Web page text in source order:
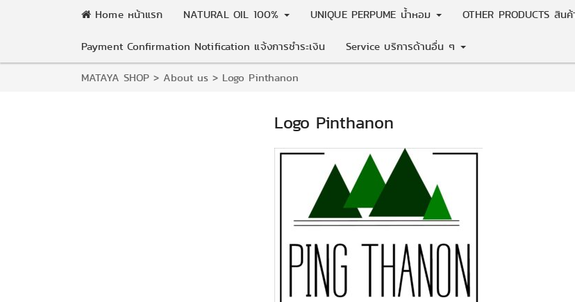
Home หน้าแรก NATURAL OIL 100% UNIQUE PERPUME น้ำหอม OTHER PRODUCTS สิน
Payment Confirmation Notification แจ้งการชำระเงิน Service บริการด้านอื่น ๆ
MATAYA SHOP > About us > Logo Pinthanon
Logo Pinthanon